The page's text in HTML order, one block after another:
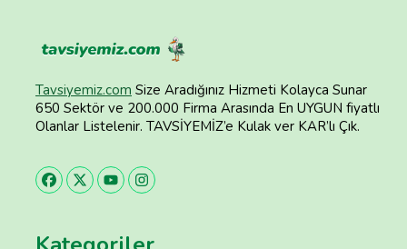
Tavsiyemiz.com Size Aradığınız Hizmeti Kolayca Sunar
650 Sektör ve 200.000 Firma Arasında En UYGUN fiyatlı
Olanlar Listelenir. TAVSİYEMİZ’e Kulak ver KAR’lı Çık.